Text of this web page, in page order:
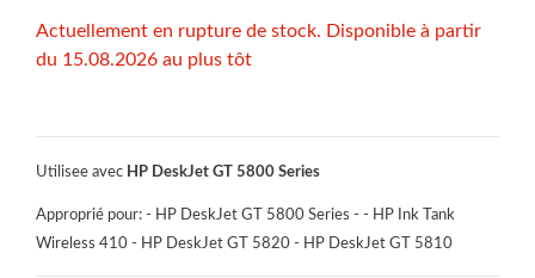
Actuellement en rupture de stock. Disponible à partir
du 15.08.2026 au plus tôt
Utilisee avec HP DeskJet GT 5800 Series
Approprié pour: - HP DeskJet GT 5800 Series - - HP Ink Tank
Wireless 410 - HP DeskJet GT 5820 - HP DeskJet GT 5810